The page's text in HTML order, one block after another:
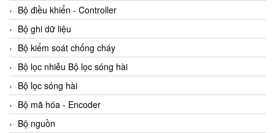
Bộ điều khiển - Controller
Bộ ghi dữ liệu
Bộ kiểm soát chống cháy
Bộ lọc nhiễu Bộ lọc sóng hài
Bộ lọc sóng hài
Bộ mã hóa - Encoder
Bộ nguồn